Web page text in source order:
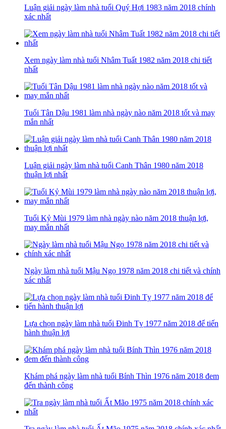
Luận giải ngày làm nhà tuổi Quý Hợi 1983 năm 2018 chính
xác nhất
Xem ngày làm nhà tuổi Nhâm Tuất 1982 năm 2018 chi tiết
nhất
Tuổi Tân Dậu 1981 làm nhà ngày nào năm 2018 tốt và may
mắn nhất
Luận giải ngày làm nhà tuổi Canh Thân 1980 năm 2018
thuận lợi nhất
Tuổi Kỷ Mùi 1979 làm nhà ngày nào năm 2018 thuận lợi,
may mắn nhất
Ngày làm nhà tuổi Mậu Ngọ 1978 năm 2018 chi tiết và chính
xác nhất
Lựa chọn ngày làm nhà tuổi Đinh Tỵ 1977 năm 2018 để tiến
hành thuận lợi
Khám phá ngày làm nhà tuổi Bính Thìn 1976 năm 2018 đem
đến thành công